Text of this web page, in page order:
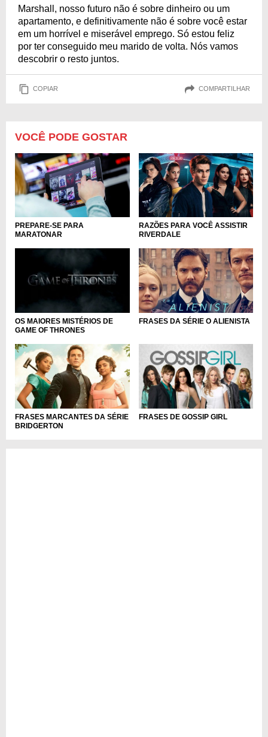
Marshall, nosso futuro não é sobre dinheiro ou um
apartamento, e definitivamente não é sobre você estar
em um horrível e miserável emprego. Só estou feliz
por ter conseguido meu marido de volta. Nós vamos
descobrir o resto juntos.
COPIAR COMPARTILHAR
VOCÊ PODE GOSTAR
PREPARE-SE PARA
MARATONAR
RAZÕES PARA VOCÊ ASSISTIR
RIVERDALE
OS MAIORES MISTÉRIOS DE
GAME OF THRONES
FRASES DA SÉRIE O ALIENISTA
FRASES MARCANTES DA SÉRIE
BRIDGERTON
FRASES DE GOSSIP GIRL